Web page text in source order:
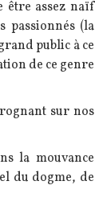
être assez naïf
passionnés (la
public à ce
de ce genre
sur nos
la mouvance
du dogme, de